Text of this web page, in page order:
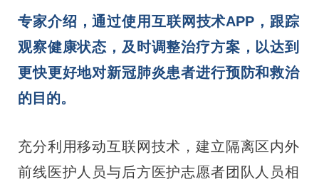
专家介绍，通过使用互联网技术APP，跟踪
观察健康状态，及时调整治疗方案，以达到
更快更好地对新冠肺炎患者进行预防和救治
的目的。
充分利用移动互联网技术，建立隔离区内外
前线医护人员与后方医护志愿者团队人员相